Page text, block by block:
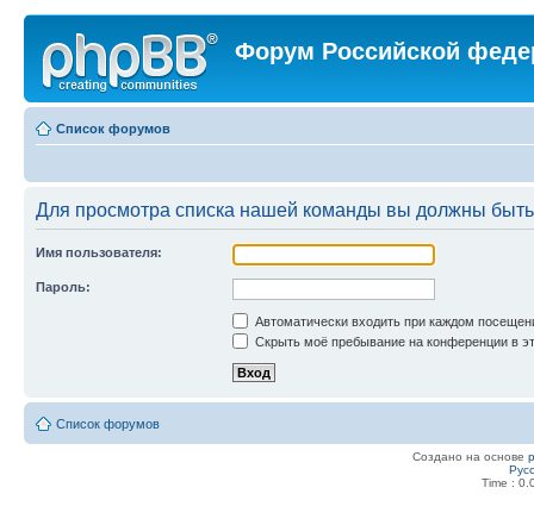
Форум Российской
Список форумов
Для просмотра списка нашей команды вы должны
Имя пользователя:
Пароль:
Автоматически входить при каждом
Скрыть моё пребывание на конференции в
Список форумов
Создано на основе
Time :